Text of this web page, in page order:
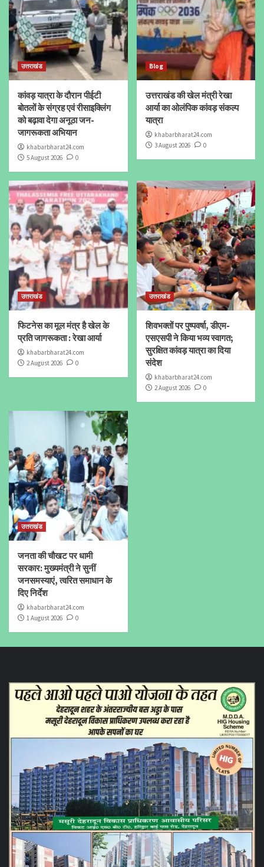
उत्तराखंड
कांवड़ यात्रा के दौरान पीईटी
बोतलों के संग्रह एवं रीसाइक्लिंग
को बढ़ावा देगा अनूठा जन-
जागरूकता अभियान
khabarbharat24.com
5 August 2026
0
Blog
उत्तराखंड की खेल मंत्री रेखा
आर्या का ओलंपिक कांवड़ संकल्प
यात्रा
khabarbharat24.com
3 August 2026
0
उत्तराखंड
फिटनेस का मूल मंत्र है खेल के
प्रति जागरूकता : रेखा आर्या
khabarbharat24.com
2 August 2026
0
उत्तराखंड
शिवभक्तों पर पुष्पवर्षा, डीएम-
एसएसपी ने किया भव्य स्वागत;
सुरक्षित कांवड़ यात्रा का दिया
संदेश
khabarbharat24.com
2 August 2026
0
उत्तराखंड
जनता की चौखट पर धामी
सरकार: मुख्यमंत्री ने सुनीं
जनसमस्याएं, त्वरित समाधान के
दिए निर्देश
khabarbharat24.com
1 August 2026
0